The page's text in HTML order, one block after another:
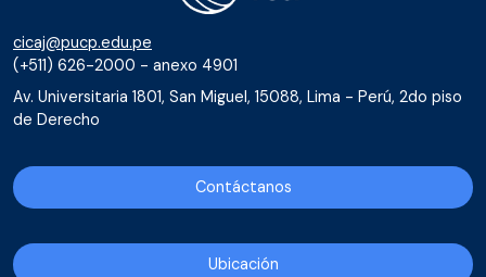
cicaj@pucp.edu.pe
(+511) 626-2000 - anexo 4901
Av. Universitaria 1801, San Miguel, 15088, Lima - Perú, 2do piso
de Derecho
Contáctanos
Ubicación